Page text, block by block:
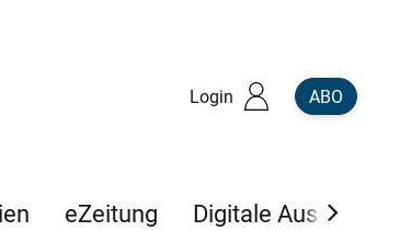
Login ABO
eZeitung Digitale Ausgaben